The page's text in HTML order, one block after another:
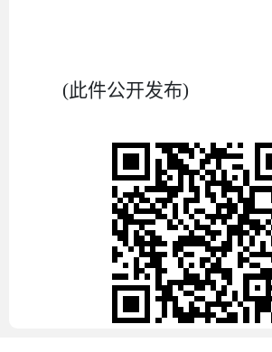
(此件公开发布)